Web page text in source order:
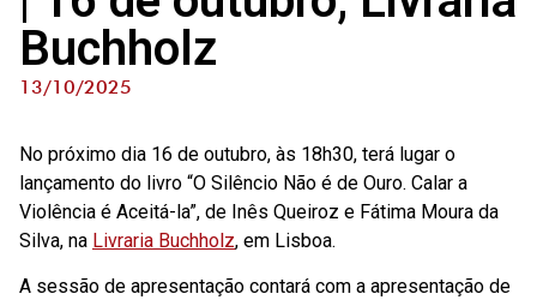
Buchholz
13/10/2025
No próximo dia 16 de outubro, às 18h30, terá lugar o
lançamento do livro “O Silêncio Não é de Ouro. Calar a
Violência é Aceitá-la”, de Inês Queiroz e Fátima Moura da
Silva, na Livraria Buchholz, em Lisboa.
A sessão de apresentação contará com a apresentação de